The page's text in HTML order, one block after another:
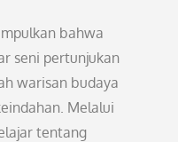
bahwa
seni pertunjukan
warisan budaya
Melalui
tentang